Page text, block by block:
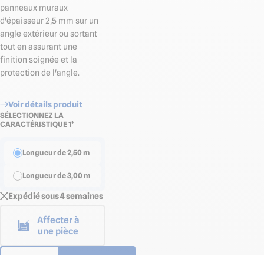
panneaux muraux
d'épaisseur 2,5 mm sur un
angle extérieur ou sortant
tout en assurant une
finition soignée et la
protection de l'angle.
Voir détails produit
SÉLECTIONNEZ LA
CARACTÉRISTIQUE 1*
Longueur de 2,50 m
Longueur de 3,00 m
Expédié sous 4 semaines
Affecter à
une pièce